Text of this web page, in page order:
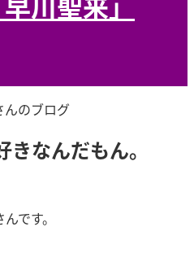
聖来」
んのブログ
きなんだもん。
です。